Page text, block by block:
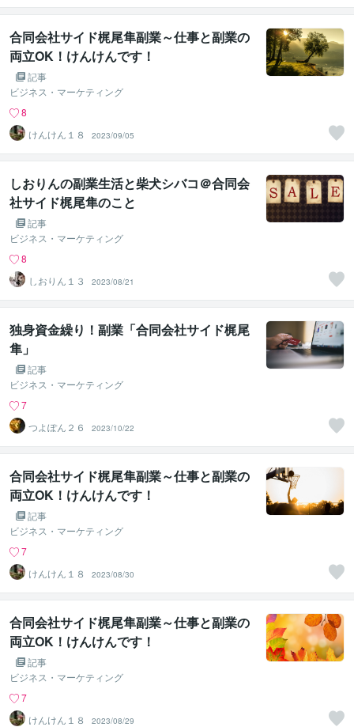
合同会社サイド梶尾隼副業～仕事と副業の
両立OK！けんけんです！
記事
ビジネス・マーケティング
8
けんけん１８
2023/09/05
しおりんの副業生活と柴犬シバコ＠合同会
社サイド梶尾隼のこと
記事
ビジネス・マーケティング
8
しおりん１３
2023/08/21
独身資金繰り！副業「合同会社サイド梶尾
隼」
記事
ビジネス・マーケティング
7
つよぽん２６
2023/10/22
合同会社サイド梶尾隼副業～仕事と副業の
両立OK！けんけんです！
記事
ビジネス・マーケティング
7
けんけん１８
2023/08/30
合同会社サイド梶尾隼副業～仕事と副業の
両立OK！けんけんです！
記事
ビジネス・マーケティング
7
けんけん１８
2023/08/29